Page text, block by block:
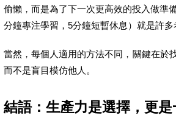
偷懶，而是為了下一次更高效的投入做準
分鐘專注學習，5分鐘短暫休息）就是許多
當然，每個人適用的方法不同，關鍵在於
而不是盲目模仿他人。
結語：生產力是選擇，更